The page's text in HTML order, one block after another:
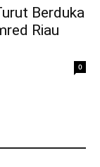
Berduka
Riau
0